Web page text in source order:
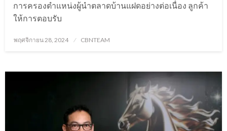
การครองตำแหน่งผู้นำตลาดบ้านแฝดอย่างต่อเนื่อง ลูกค้า
ให้การตอบรับ
Posted
พฤศจิกายน 28, 2024 CBNTEAM